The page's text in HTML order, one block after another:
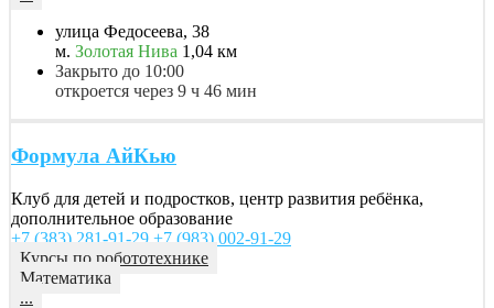
улица Федосеева, 38
м. Золотая Нива 1,04 км
Закрыто до 10:00
откроется через 9 ч 46 мин
Формула АйКью
Клуб для детей и подростков, центр развития ребёнка,
дополнительное образование
+7 (383) 281-91-29 +7 (983) 002-91-29
Курсы по робототехнике
Математика
...